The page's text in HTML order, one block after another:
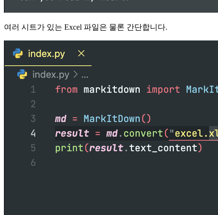
여러 시트가 있는 Excel 파일은 물론 간단합니다.